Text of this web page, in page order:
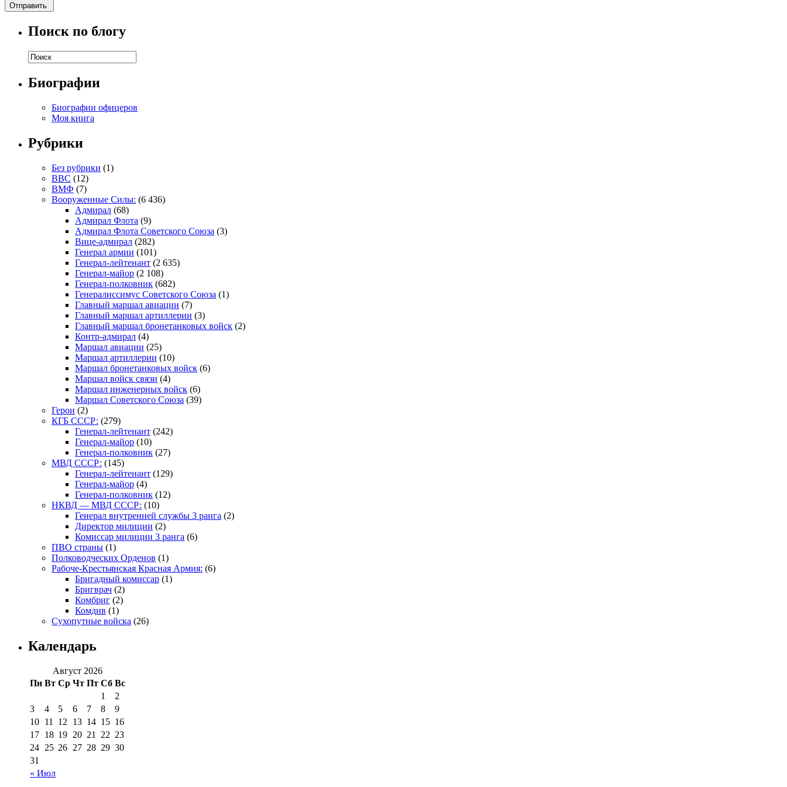
Поиск по блогу
Биографии
Биографии офицеров
Моя книга
Рубрики
Без рубрики (1)
ВВС (12)
ВМФ (7)
Вооруженные Силы: (6 436)
Адмирал (68)
Адмирал Флота (9)
Адмирал Флота Советского Союза (3)
Вице-адмирал (282)
Генерал армии (101)
Генерал-лейтенант (2 635)
Генерал-майор (2 108)
Генерал-полковник (682)
Генералиссимус Советского Союза (1)
Главный маршал авиации (7)
Главный маршал артиллерии (3)
Главный маршал бронетанковых войск (2)
Контр-адмирал (4)
Маршал авиации (25)
Маршал артиллерии (10)
Маршал бронетанковых войск (6)
Маршал войск связи (4)
Маршал инженерных войск (6)
Маршал Советского Союза (39)
Герои (2)
КГБ СССР: (279)
Генерал-лейтенант (242)
Генерал-майор (10)
Генерал-полковник (27)
МВД СССР: (145)
Генерал-лейтенант (129)
Генерал-майор (4)
Генерал-полковник (12)
НКВД — МВД СССР: (10)
Генерал внутренней службы 3 ранга (2)
Директор милиции (2)
Комиссар милиции 3 ранга (6)
ПВО страны (1)
Полководческих Орденов (1)
Рабоче-Крестьянская Красная Армия: (6)
Бригадный комиссар (1)
Бригврач (2)
Комбриг (2)
Комдив (1)
Сухопутные войска (26)
Календарь
Август 2026
Пн Вт Ср Чт Пт Сб Вс
« Июл
1
2
3
4 5 6 7 8
9
10 11 12 13 14 15 16
17 18 19 20 21 22 23
24 25 26 27 28 29 30
31